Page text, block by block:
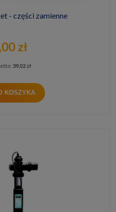
- części zamienne
zł
39,02 zł
KOSZYKA